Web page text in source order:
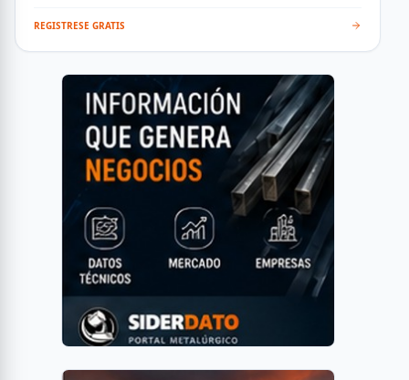
REGISTRESE GRATIS